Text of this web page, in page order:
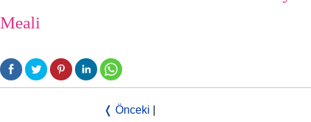
Meali
❬ Önceki